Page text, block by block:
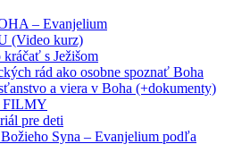
– Evanjelium
(Video kurz)
s Ježišom
rád ako osobne spoznať Boha
a viera v Boha (+dokumenty)
FILMY
pre deti
Syna – Evanjelium podľa